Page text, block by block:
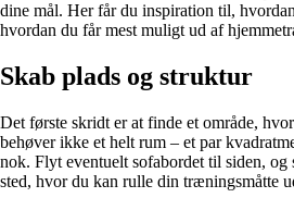
dine mål. Her får du inspiration til,
hvordan du får mest muligt ud af
Skab plads og struktur
Det første skridt er at finde et område,
behøver ikke et helt rum – et par
nok. Flyt eventuelt sofabordet til siden, og
sted, hvor du kan rulle din træningsmåtte